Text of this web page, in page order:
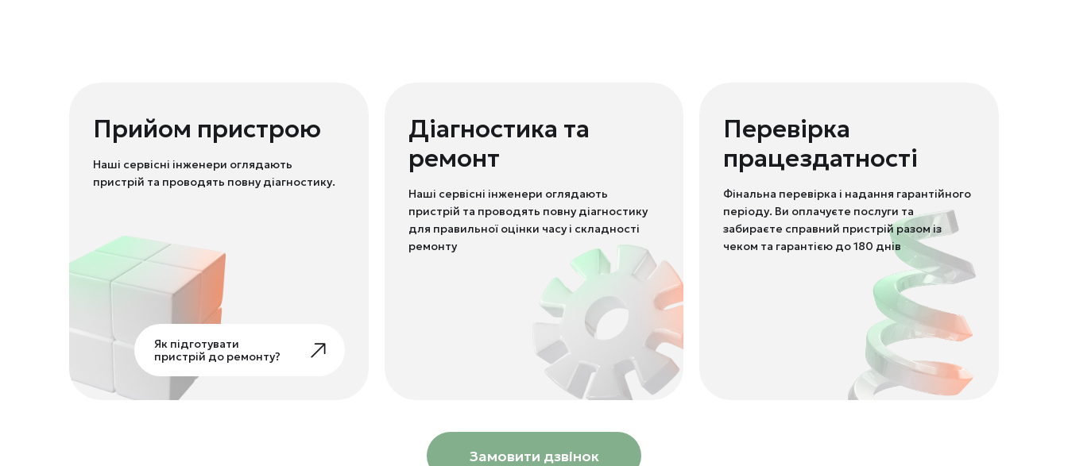
Прийом пристрою
Наші сервісні інженери оглядають
пристрій та проводять повну діагностику.
Як підготувати
пристрій до ремонту?
Діагностика та
ремонт
Наші сервісні інженери оглядають
пристрій та проводять повну діагностику
для правильної оцінки часу і складності
ремонту
Перевірка
працездатності
Фінальна перевірка і надання гарантійного
періоду. Ви оплачуєте послуги та
забираєте справний пристрій разом із
чеком та гарантією до 180 днів
Замовити дзвінок